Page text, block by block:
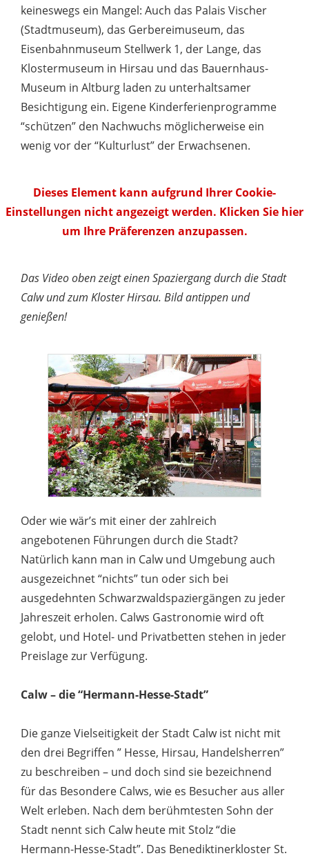
keineswegs ein Mangel: Auch das Palais Vischer
(Stadtmuseum), das Gerbereimuseum, das
Eisenbahnmuseum Stellwerk 1, der Lange, das
Klostermuseum in Hirsau und das Bauernhaus-
Museum in Altburg laden zu unterhaltsamer
Besichtigung ein. Eigene Kinderferienprogramme
“schützen” den Nachwuchs möglicherweise ein
wenig vor der “Kulturlust” der Erwachsenen.
Dieses Element kann aufgrund Ihrer Cookie-
Einstellungen nicht angezeigt werden. Klicken Sie hier
um Ihre Präferenzen anzupassen.
Das Video oben zeigt einen Spaziergang durch die Stadt
Calw und zum Kloster Hirsau. Bild antippen und
genießen!
Oder wie wär’s mit einer der zahlreich
angebotenen Führungen durch die Stadt?
Natürlich kann man in Calw und Umgebung auch
ausgezeichnet “nichts” tun oder sich bei
ausgedehnten Schwarzwaldspaziergängen zu jeder
Jahreszeit erholen. Calws Gastronomie wird oft
gelobt, und Hotel- und Privatbetten stehen in jeder
Preislage zur Verfügung.
Calw – die “Hermann-Hesse-Stadt”
Die ganze Vielseitigkeit der Stadt Calw ist nicht mit
den drei Begriffen ” Hesse, Hirsau, Handelsherren”
zu beschreiben – und doch sind sie bezeichnend
für das Besondere Calws, wie es Besucher aus aller
Welt erleben. Nach dem berühmtesten Sohn der
Stadt nennt sich Calw heute mit Stolz “die
Hermann-Hesse-Stadt”. Das Benediktinerkloster St.